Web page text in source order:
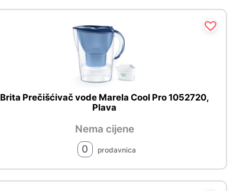
Brita Prečišćivač vode Marela Cool Pro 1052720,
Plava
Nema cijene
0
prodavnica